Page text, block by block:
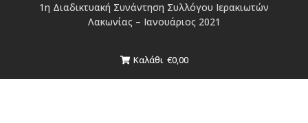
1η Διαδικτυακή Συνάντηση Συλλόγου Ιερακιωτών
Λακωνίας – Ιανουάριος 2021
Καλάθι €0,00